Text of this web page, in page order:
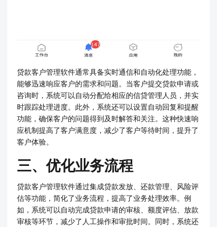
贷款客户管理软件通常具备实时通信和自动化处理功能，
能够迅速响应客户的需求和问题。当客户提交贷款申请或
咨询时，系统可以自动分配给相应的信贷管理人员，并实
时跟踪处理进度。此外，系统还可以设置自动回复和提醒
功能，确保客户的问题得到及时解答和关注。这种快速响
应机制提高了客户满意度，减少了客户等待时间，提升了
客户体验。
三、优化业务流程
贷款客户管理软件通过集成贷款发放、还款管理、风险评
估等功能，简化了业务流程，提高了业务处理效率。例
如，系统可以自动完成贷款申请的审核、额度评估、放款
审核等环节，减少了人工操作和审批时间。同时，系统还